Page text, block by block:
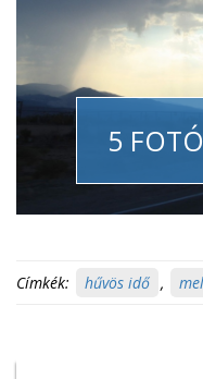
5
Címkék: hűvös idő ,